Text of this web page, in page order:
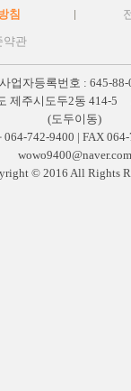
침
약관
업자등록번호 : 645-
제주시도두2동 414-
(도두이동)
742-9400 | FAX
wowo9400@naver.com
© 2016 All Rights